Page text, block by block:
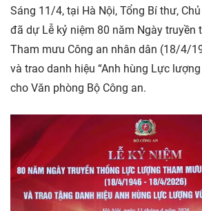
Sáng 11/4, tại Hà Nội, Tổng Bí thư,
đã dự Lễ kỷ niệm 80 năm Ngày truyền
Tham mưu Công an nhân dân (18/4/
và trao danh hiệu “Anh hùng Lực
cho Văn phòng Bộ Công an.